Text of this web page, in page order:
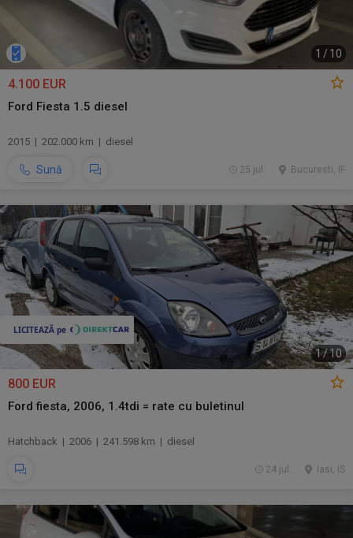
1 / 10
4.100 EUR
Ford Fiesta 1.5 diesel
2015 | 202.000 km | diesel
Sună Bucuresti, IF
25 jul.
1/10
800 EUR
Ford fiesta, 2006, 1.4tdi = rate cu buletinul
Hatchback | 2006 | 241.598 km | diesel
Iasi, IS
24 jul.